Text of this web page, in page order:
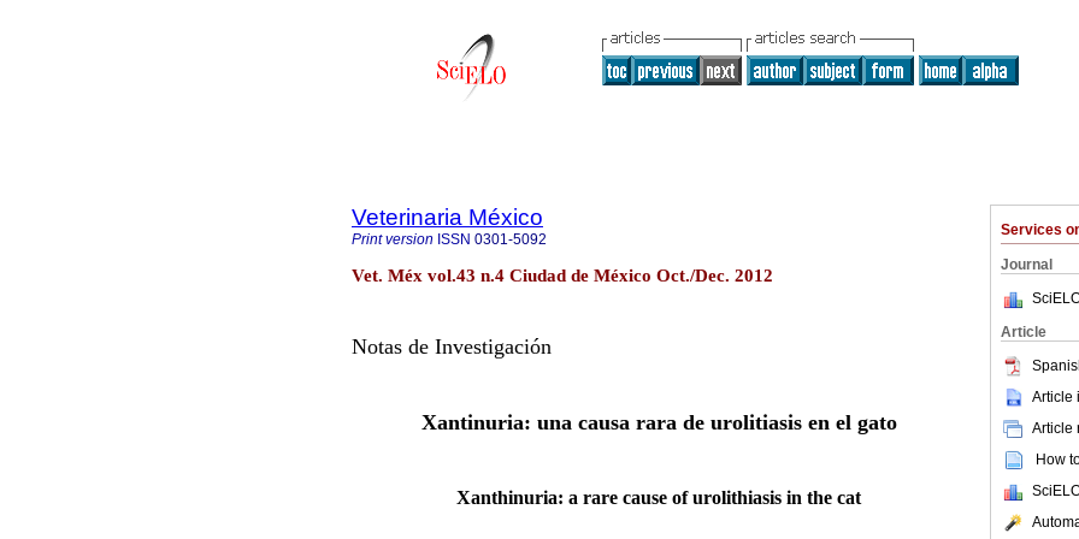
Services
Journal
Article
Article
Article
How
Veterinaria México
Print version ISSN 0301-5092
Vet. Méx vol.43 n.4 Ciudad de México Oct./Dec. 2012
Notas de Investigación
Xantinuria: una causa rara de urolitiasis en el gato
Xanthinuria: a rare cause of urolithiasis in the cat